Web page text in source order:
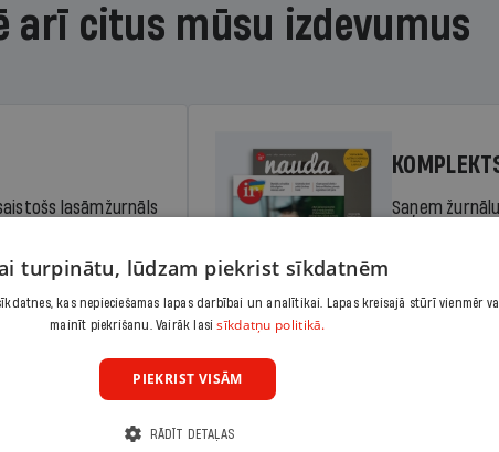
arī citus mūsu izdevumus
lasāmžurnāls
Abonēt
Saņem
pilnu piekļuvi
Cena
turpinātu, lūdzam piekrist sīkdatnēm
kas nepieciešamas lapas darbībai un analītikai. Lapas kreisajā stūrī vienmēr
mainīt piekrišanu. Vairāk lasisīkdatņu politikā.
PIEKRIST VISĀM
RĀDĪT DETAĻAS